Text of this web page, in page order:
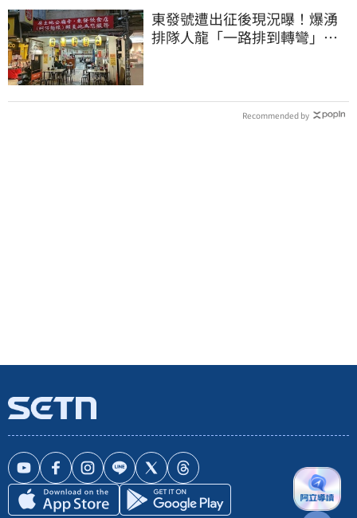
東發號遭出征後現況曝！爆湧
排隊人龍「一路排到轉彎」
Recommended by